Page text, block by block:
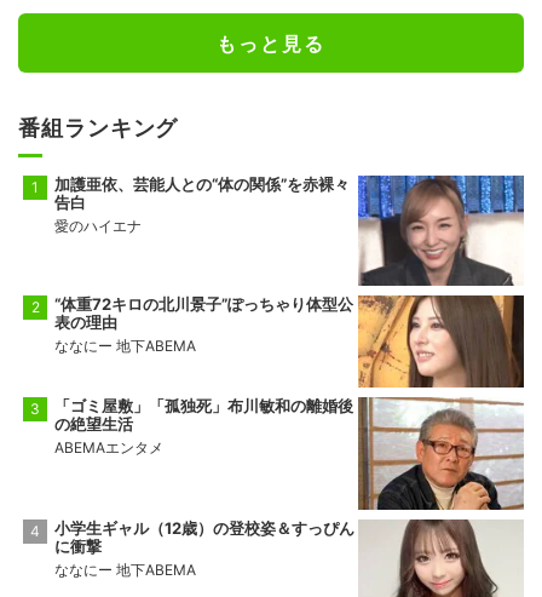
もっと見る
番組ランキング
加護亜依、芸能人との“体の関係”を赤裸々
告白
愛のハイエナ
“体重72キロの北川景子”ぽっちゃり体型公
表の理由
ななにー 地下ABEMA
「ゴミ屋敷」「孤独死」布川敏和の離婚後
の絶望生活
ABEMAエンタメ
小学生ギャル（12歳）の登校姿＆すっぴん
に衝撃
ななにー 地下ABEMA